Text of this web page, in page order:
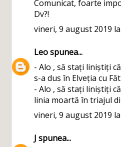
Comunicat, foarte
Dv?!
vineri, 9 august 2019 la
Leospunea...
- Alo , să stați liniștiți
s-a dus în Elveția cu
- Alo , să stați liniștiți
linia moartă în triajul
vineri, 9 august 2019 la
J spunea...